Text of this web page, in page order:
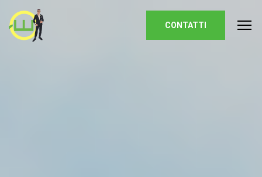
Homepage
CONTATTI